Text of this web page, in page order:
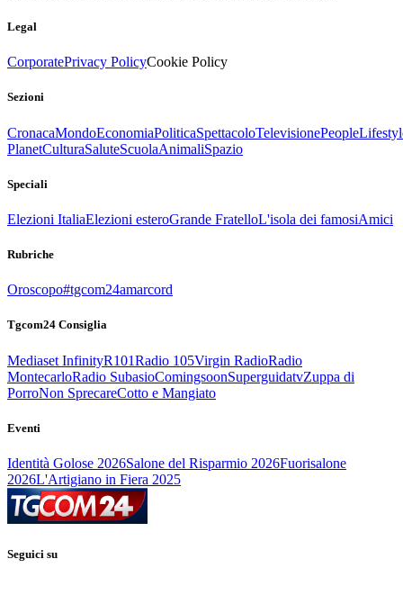
Legal
CorporatePrivacy PolicyCookie Policy
Sezioni
CronacaMondoEconomiaPoliticaSpettacoloTelevisionePeople
PlanetCulturaSaluteScuolaAnimaliSpazio
Speciali
Elezioni ItaliaElezioni esteroGrande FratelloL'isola dei famosiAmici
Rubriche
Oroscopo#tgcom24amarcord
Tgcom24 Consiglia
Mediaset InfinityR101Radio 105Virgin RadioRadio
MontecarloRadio SubasioComingsoonSuperguidatvZuppa di
PorroNon SprecareCotto e Mangiato
Eventi
Identità Golose 2026Salone del Risparmio 2026Fuorisalone
2026L'Artigiano in Fiera 2025
Seguici su